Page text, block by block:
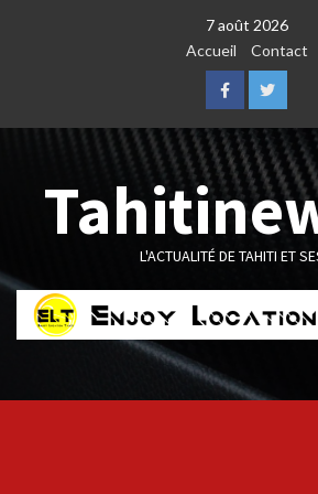
7 août 2026
Accueil
Contact
FacebookTwitter
L'ACTUALITÉ DE TAHITI ET